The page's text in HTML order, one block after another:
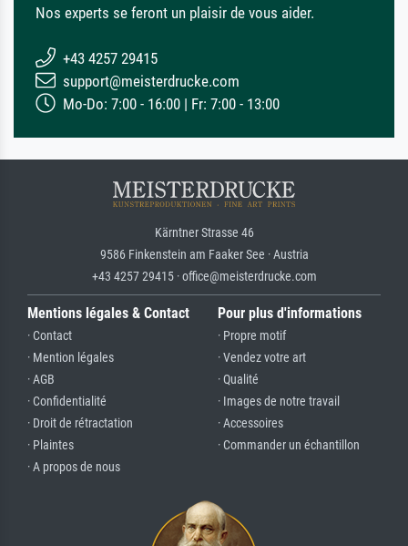
Nos experts se feront un plaisir de vous aider.
+43 4257 29415
support@meisterdrucke.com
Mo-Do: 7:00 - 16:00 | Fr: 7:00 - 13:00
Kärntner Strasse 46
9586 Finkenstein am Faaker See · Austria
+43 4257 29415 · office@meisterdrucke.com
Mentions légales & Contact
· Contact
· Mention légales
· AGB
· Confidentialité
· Droit de rétractation
· Plaintes
· A propos de nous
Pour plus d'informations
· Propre motif
· Vendez votre art
· Qualité
· Images de notre travail
· Accessoires
· Commander un échantillon